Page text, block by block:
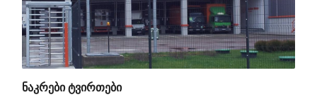
ᲜᲐᲙᲠᲔᲑᲘ ᲢᲕᲘᲠᲗᲔᲑᲘ